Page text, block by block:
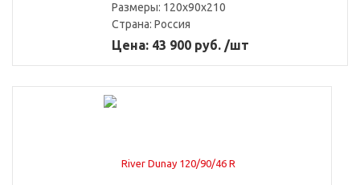
Размеры: 120x90x210
Страна: Россия
Цена: 43 900 руб. /шт